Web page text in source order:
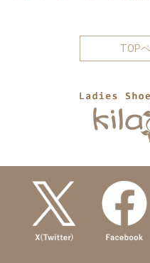
TOP